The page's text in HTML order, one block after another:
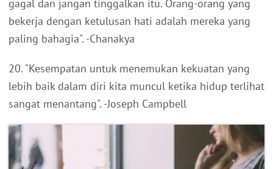
gagal dan jangan tinggalkan itu. Orang-orang yang
bekerja dengan ketulusan hati adalah mereka yang
paling bahagia". -Chanakya
20. "Kesempatan untuk menemukan kekuatan yang
lebih baik dalam diri kita muncul ketika hidup terlihat
sangat menantang". -Joseph Campbell